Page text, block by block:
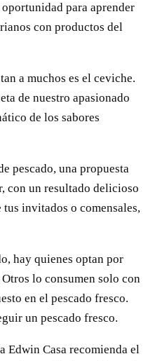
para aprender
con productos del
a muchos es el ceviche.
de nuestro apasionado
de los sabores
pescado, una propuesta
con un resultado delicioso
invitados o comensales,
hay quienes optan por
lo consumen solo con
en el pescado fresco.
un pescado fresco.
Edwin Casa recomienda el